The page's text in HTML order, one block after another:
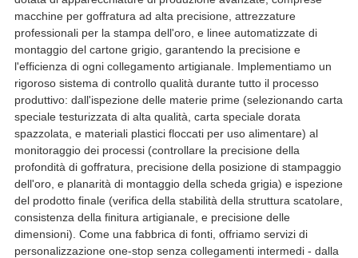
macchine per goffratura ad alta precisione, attrezzature
professionali per la stampa dell'oro, e linee automatizzate di
montaggio del cartone grigio, garantendo la precisione e
l'efficienza di ogni collegamento artigianale. Implementiamo un
rigoroso sistema di controllo qualità durante tutto il processo
produttivo: dall'ispezione delle materie prime (selezionando carta
speciale testurizzata di alta qualità, carta speciale dorata
spazzolata, e materiali plastici floccati per uso alimentare) al
monitoraggio dei processi (controllare la precisione della
profondità di goffratura, precisione della posizione di stampaggio
dell'oro, e planarità di montaggio della scheda grigia) e ispezione
del prodotto finale (verifica della stabilità della struttura scatolare,
consistenza della finitura artigianale, e precisione delle
dimensioni). Come una fabbrica di fonti, offriamo servizi di
personalizzazione one-stop senza collegamenti intermedi - dalla